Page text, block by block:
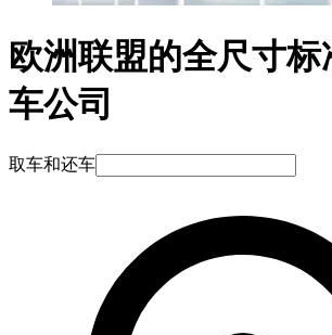
欧洲联盟的全尺寸
车公司
取车和还车